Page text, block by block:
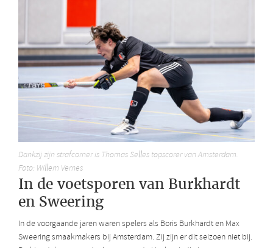
Dankzij zijn strafcorner is Thomas Selles topscorer van Amsterdam.
Foto: Willem Vernes
In de voetsporen van Burkhardt
en Sweering
In de voorgaande jaren waren spelers als Boris Burkhardt en Max
Sweering smaakmakers bij Amsterdam. Zij zijn er dit seizoen niet bij.